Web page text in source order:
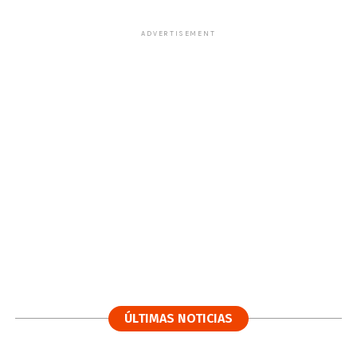
ADVERTISEMENT
ÚLTIMAS NOTICIAS